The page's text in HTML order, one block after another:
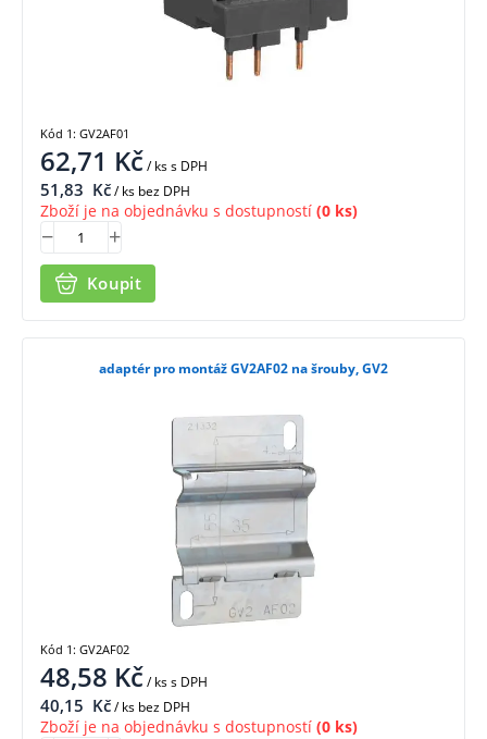
62,71 Kč/ kss DPH
51,83 Kč/ ks bez DPH
Zboží je na objednávku s dostupností (0 ks)
Koupit
Kód 1: GV2AF01
adaptér pro montáž GV2AF02 na šrouby, GV2
48,58 Kč/ kss DPH
40,15 Kč/ ks bez DPH
Zboží je na objednávku s dostupností (0 ks)
Kód 1: GV2AF02